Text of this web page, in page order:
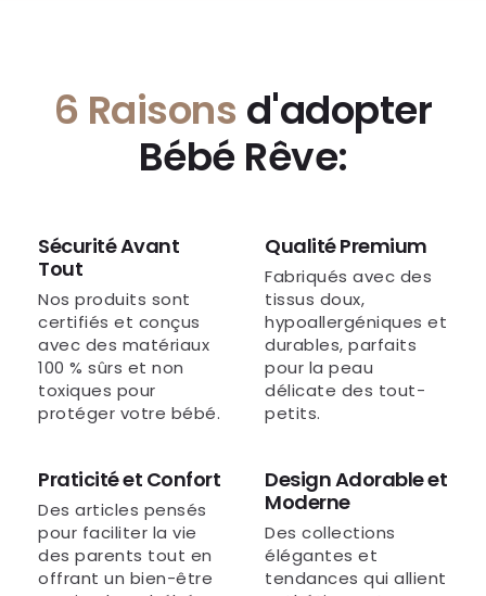
6 Raisons d'adopter
Bébé Rêve:
Sécurité Avant
Tout
Nos produits sont
certifiés et conçus
avec des matériaux
100 % sûrs et non
toxiques pour
protéger votre bébé.
Qualité Premium
Fabriqués avec des
tissus doux,
hypoallergéniques et
durables, parfaits
pour la peau
délicate des tout-
petits.
Praticité et Confort
Des articles pensés
pour faciliter la vie
des parents tout en
offrant un bien-être
Design Adorable et
Moderne
Des collections
élégantes et
tendances qui allient